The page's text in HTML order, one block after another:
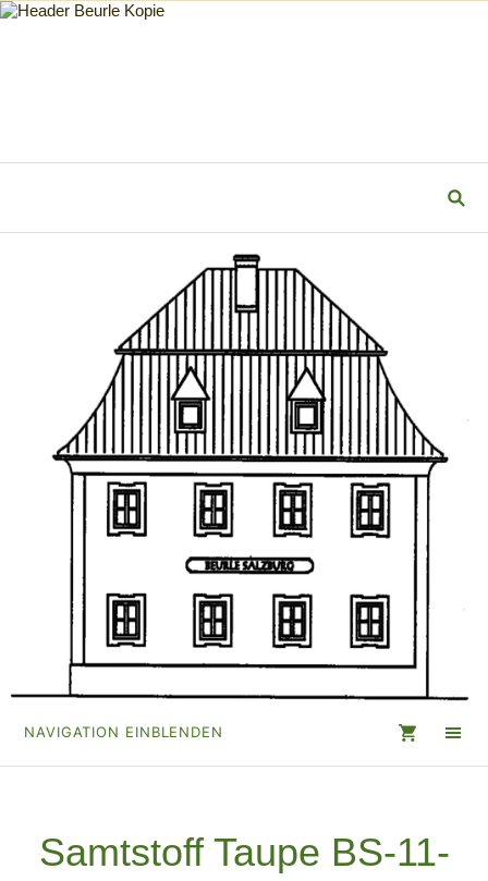
NAVIGATION EINBLENDEN
Samtstoff Taupe BS-11-